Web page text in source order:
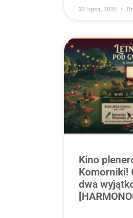
27 lipca, 2026
Kino
Komorniki!
dwa